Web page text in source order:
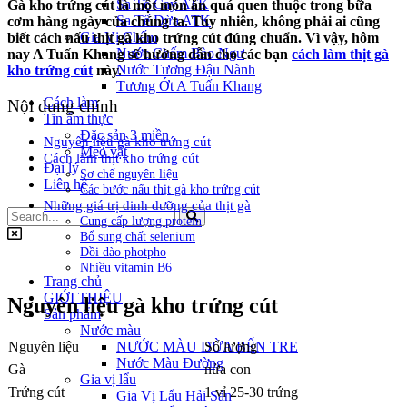
Sa Tế Cay ATK
Sa Tế Dừa ATK
Gia Vị Chấm
Nước Chấm Bào Ngư
Nước Tương Đậu Nành
Tương Ớt A Tuấn Khang
Cách làm
Tin ẩm thực
Đặc sản 3 miền
Mẹo vặt
Đại lý
Liên hệ
Trang chủ
GIỚI THIỆU
Sản phẩm
Nước màu
NƯỚC MÀU DỪA BẾN TRE
Nước Màu Đường
Gia vị lẩu
Gia Vị Lẩu Hải Sản
Gà kho trứng cút là một món ăn quá quen thuộc trong bữa
cơm hàng ngày của chúng ta. Tuy nhiên, không phải ai cũng
biết cách nấu thịt gà kho trứng cút đúng chuẩn. Vì vậy, hôm
nay A Tuấn Khang sẽ hướng dẫn cho các bạn cách làm thịt gà
kho trứng cút này.
Nội dung chính
Nguyên liệu gà kho trứng cút
Cách làm thịt kho trứng cút
Sơ chế nguyên liệu
Các bước nấu thịt gà kho trứng cút
Những giá trị dinh dưỡng của thịt gà
Cung cấp lượng protein
Bổ sung chất selenium
Dồi dào photpho
Nhiều vitamin B6
Nguyên liệu gà kho trứng cút
Nguyên liệu
Số lượng
Gà
nửa con
Trứng cút
1 vỉ 25-30 trứng